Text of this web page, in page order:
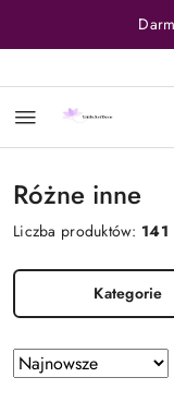
Przejdź do
Przejdź do
Przejdź do
Przejdź do
Przejdź do
Różne inne
Liczba produktów: 141
Kategorie
Zastosowano
sortowanie:
Sortuj
według